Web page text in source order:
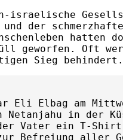
israelische
und der
hatten
geworfen. Oft
Sieg behindert.
Eli Elbag am
Netanjahu in der
der Vater ein T-
Befreiung aller